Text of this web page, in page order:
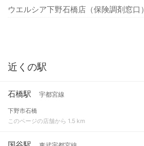
ウエルシア下野石橋店（保険調剤窓口）
近くの駅
石橋駅 宇都宮線
下野市石橋
このページの店舗から 1.5 km